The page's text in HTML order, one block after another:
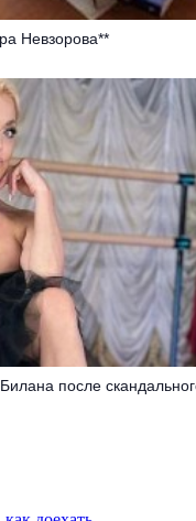
Невзорова**
после